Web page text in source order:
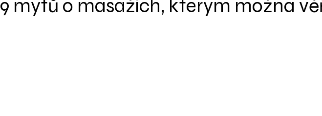
9 mýtů o masážích, kterým možná